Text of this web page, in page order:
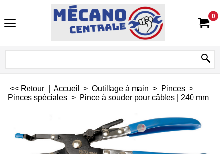
0
<< Retour Accueil > Outillage à main > Pinces >
Pinces spéciales > Pince à souder pour câbles | 240 mm